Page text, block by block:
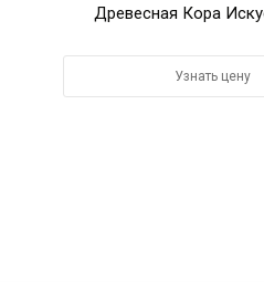
Древесная Кора
Узнать цену